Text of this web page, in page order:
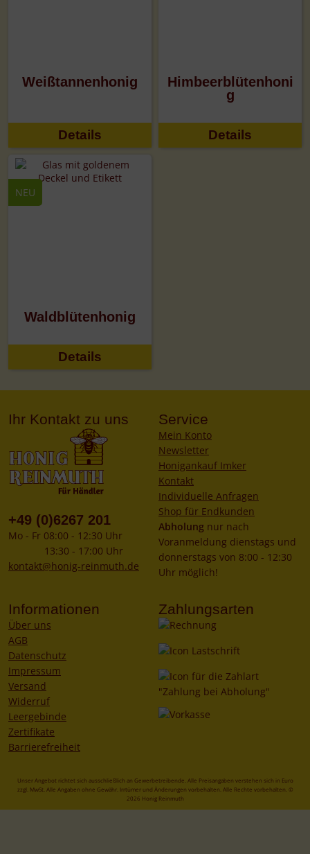
Weißtannenhonig
Details
Himbeerblütenhoni
g
Details
NEU
Waldblütenhonig
Details
Ihr Kontakt zu uns
+49 (0)6267 201
Mo - Fr 08:00 - 12:30 Uhr
13:30 - 17:00 Uhr
kontakt@honig-reinmuth.de
Service
Mein Konto
Newsletter
Honigankauf Imker
Kontakt
Individuelle Anfragen
Shop für Endkunden
Abholung nur nach
Voranmeldung dienstags und
donnerstags von 8:00 - 12:30
Uhr möglich!
Informationen
Über uns
AGB
Datenschutz
Impressum
Versand
Widerruf
Leergebinde
Zertifikate
Barrierefreiheit
Zahlungsarten
Unser Angebot richtet sich ausschließlich an Gewerbetreibende. Alle Preisangaben verstehen sich in Euro
zzgl. MwSt. Alle Angaben ohne Gewähr. Irrtümer und Änderungen vorbehalten. Alle Rechte vorbehalten. ©
2026 Honig Reinmuth